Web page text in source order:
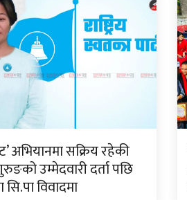
अभियानमा सक्रिय रहेकी
उम्मेदवारी दर्ता पछि
सि.पा विवादमा